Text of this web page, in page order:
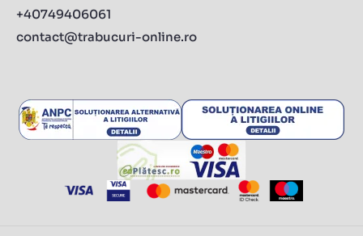
+40749406061
contact@trabucuri-online.ro